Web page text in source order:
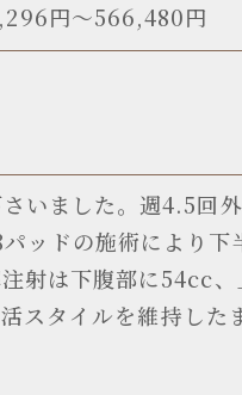
円～566,480円
いました。週4.5回
ッドの施術により下
射は下腹部に54cc、
タイルを維持した